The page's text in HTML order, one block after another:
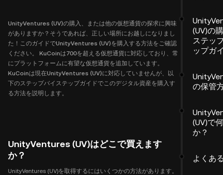
UnityVentures (UV)の購入、または他の仮想通貨の探求に興味
がありますか？そうであれば、正しい場所にお越しになりまし
た！このガイドでUnityVentures (UV)を購入する方法をご確認
ください。 KuCoinは700を超える仮想通貨に対応しており、常
にプラットフォームに有望な仮想通貨を追加しています。
KuCoinは現在UnityVentures (UV)に対応していませんが、以
下のステップバイステップガイドでこのデジタル資産を購入す
る方法を説明します。
UnityVentures (UV)はどこで買えます
か？
UnityVentures (UV)を取得するにはいくつかの方法があります。
(UV)の
ステッ
ップガ
の保管
(UV)で
か？
よくあ